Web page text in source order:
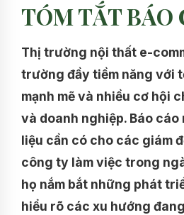
TÓM TẮT BÁO
Thị trường nội thất e-
trường đầy tiềm năng với
mạnh mẽ và nhiều cơ hội
và doanh nghiệp. Báo
liệu cần có cho các giám
công ty làm việc trong
họ nắm bắt những phát
hiểu rõ các xu hướng